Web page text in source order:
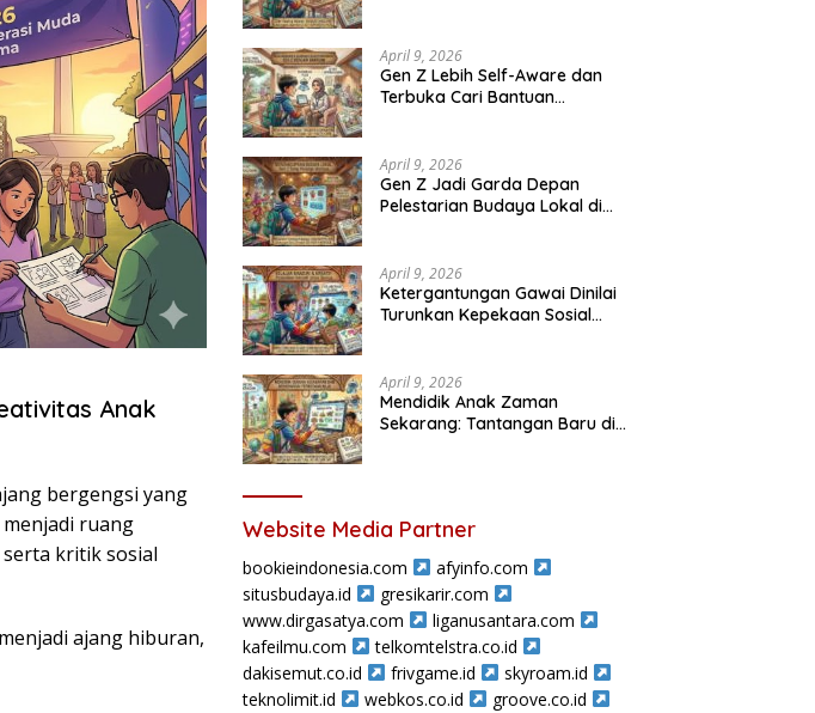
Anak
bergengsi yang
ruang
kritik sosial
ajang hiburan,
April 9, 2026
Gen Z Lebih Self-Aware dan
Terbuka Cari Bantuan
April 9, 2026
Gen Z Jadi Garda Depan
Pelestarian Budaya Lokal di
April 9, 2026
Ketergantungan Gawai Dinilai
Turunkan Kepekaan Sosial
April 9, 2026
Mendidik Anak Zaman
Sekarang: Tantangan Baru di
Website Media Partner
bookieindonesia.com
afyinfo.com
situsbudaya.id
gresikarir.com
www.dirgasatya.com
liganusantara.com
kafeilmu.com
telkomtelstra.co.id
dakisemut.co.id
frivgame.id
skyroam.id
teknolimit.id
webkos.co.id
groove.co.id